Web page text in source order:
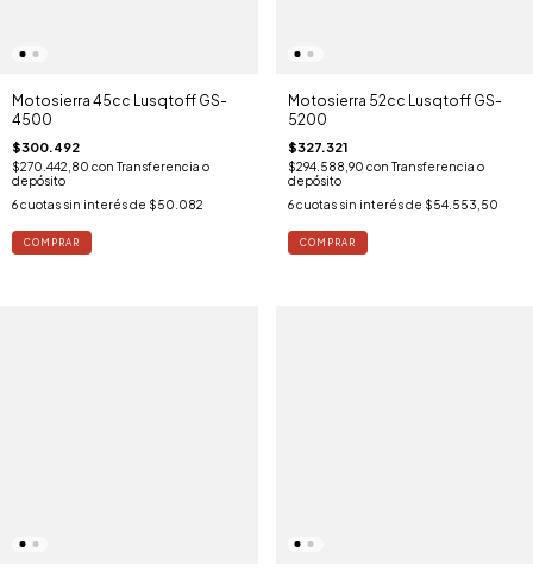
Motosierra 45cc Lusqtoff GS-
4500
$300.492
$270.442,80 con Transferencia o
depósito
6cuotas sin interés de $50.082
Motosierra 52cc Lusqtoff GS-
5200
$327.321
$294.588,90 con Transferencia o
depósito
6 cuotas sin interés de $54.553,50